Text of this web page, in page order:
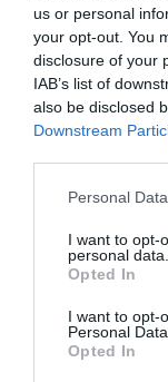
us or personal
your opt-out. You
disclosure of your
IAB’s list of
also be disclosed
Downstream
Please note that
not limited to your
grant or deny
use your data for
consent section.
Personal
I want to opt-
personal data.
Opted In
I want to opt-
Personal Data.
Opted In